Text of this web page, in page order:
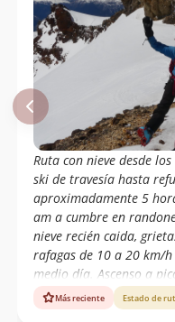
Jose
14/01/96
Roberto
Marcos
Ulrich
Ruta con nieve desde
ski de travesía hasta
aproximadamente 5
am a cumbre en
nieve recién caida,
rafagas de 10 a 20 km/
medio día. Ascenso a
de nieve y tonillo de
condiciones (nuevas de
Más reciente Estado de